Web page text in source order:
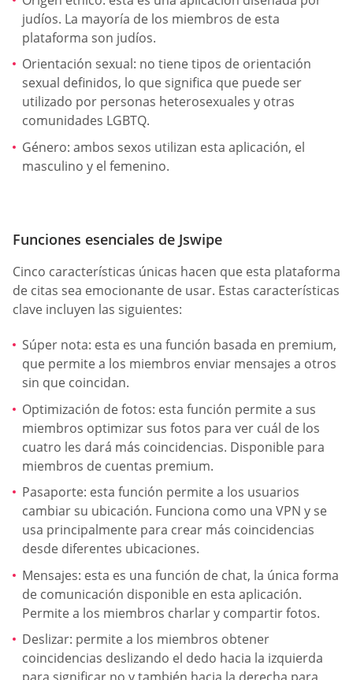
judíos. La mayoría de los miembros de esta
plataforma son judíos.
Orientación sexual: no tiene tipos de orientación
sexual definidos, lo que significa que puede ser
utilizado por personas heterosexuales y otras
comunidades LGBTQ.
Género: ambos sexos utilizan esta aplicación, el
masculino y el femenino.
Funciones esenciales de Jswipe
Cinco características únicas hacen que esta plataforma
de citas sea emocionante de usar. Estas características
clave incluyen las siguientes:
Súper nota: esta es una función basada en premium,
que permite a los miembros enviar mensajes a otros
sin que coincidan.
Optimización de fotos: esta función permite a sus
miembros optimizar sus fotos para ver cuál de los
cuatro les dará más coincidencias. Disponible para
miembros de cuentas premium.
Pasaporte: esta función permite a los usuarios
cambiar su ubicación. Funciona como una VPN y se
usa principalmente para crear más coincidencias
desde diferentes ubicaciones.
Mensajes: esta es una función de chat, la única forma
de comunicación disponible en esta aplicación.
Permite a los miembros charlar y compartir fotos.
Deslizar: permite a los miembros obtener
coincidencias deslizando el dedo hacia la izquierda